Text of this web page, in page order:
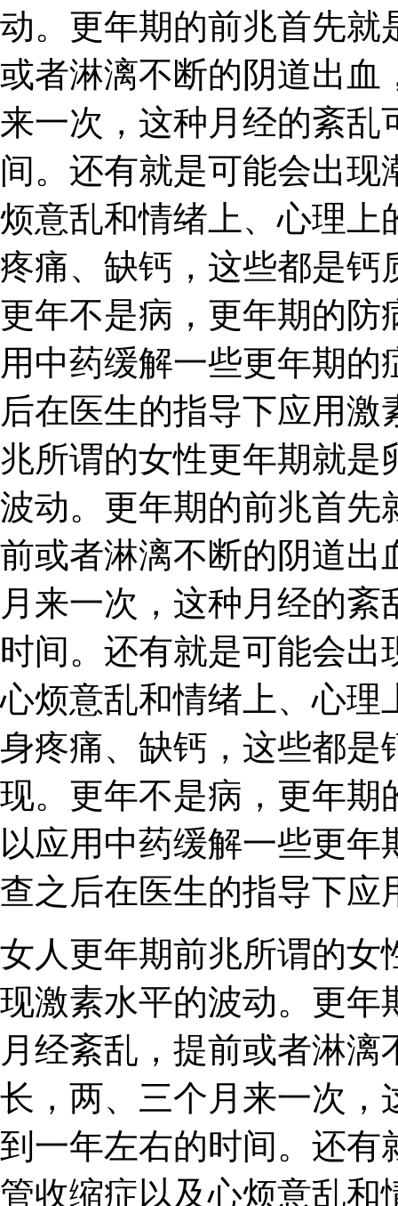
动。更年期的前兆首先就
或者淋漓不断的阴道出血
来一次，这种月经的紊乱
间。还有就是可能会出
烦意乱和情绪上、心理上
疼痛、缺钙，这些都是钙
更年不是病，更年期的防
用中药缓解一些更年期
后在医生的指导下应用
兆所谓的女性更年期就是
波动。更年期的前兆首先
前或者淋漓不断的阴道出
月来一次，这种月经的
时间。还有就是可能会
心烦意乱和情绪上、心理
身疼痛、缺钙，这些都是
现。更年不是病，更年期
以应用中药缓解一些更
查之后在医生的指导下应
女人更年期前兆所谓的女
现激素水平的波动。更年
月经紊乱，提前或者淋
长，两、三个月来一次，
到一年左右的时间。还有
管收缩症以及心烦意乱和